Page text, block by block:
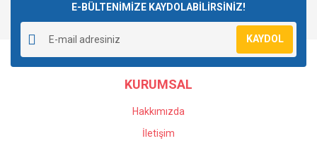
Yorum Yaz
Ürün resmi kalitesiz, bozuk veya görüntülenemiyor.
Ürün açıklamasında eksik bilgiler bulunuyor.
Ürün fiyatı diğer sitelerden daha pahalı.
E-BÜLTENİMİZE KAYDOLABİLİRSİNİZ!
KAYDOL
KURUMSAL
Hakkımızda
İletişim